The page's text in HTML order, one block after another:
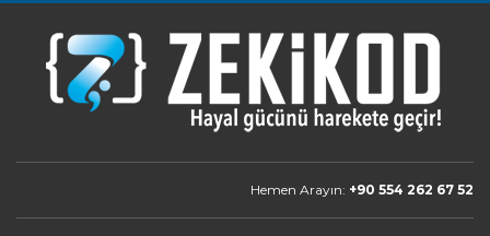
Hemen Arayın: +90 554 262 67 52